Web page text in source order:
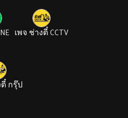
เพจ ช่างตี๋ CCTV
ตี๋ กรุ๊ป